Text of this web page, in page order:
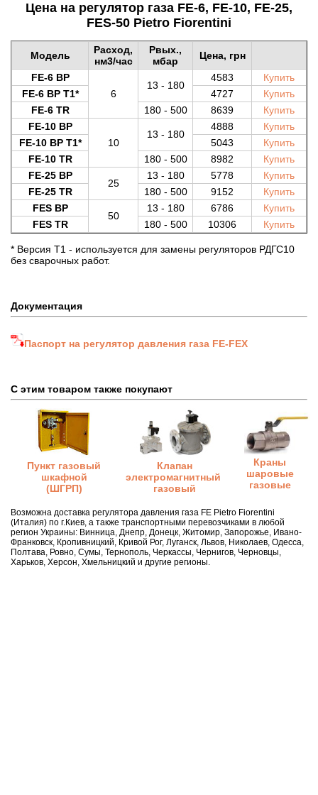
Цена на регулятор газа FE-6, FE-10, FE-25,
FES-50 Pietro Fiorentini
Модель
Расход,
нм3/час
Pвых.,
мбар
Цена, грн
FE-6 BP
6
13 - 180
4583
Купить
FE-6 BP T1*
4727
Купить
FE-6 TR
180 - 500 8639
Купить
FE-10 BP
10
13 - 180
4888
Купить
FE-10 BP T1*
5043
Купить
FE-10 TR
180 - 500 8982
Купить
FE-25 BP
25
13 - 180 5778
Купить
FE-25 TR
180 - 500 9152
Купить
FES BP
50
13 - 180 6786
Купить
FES TR
180 - 500 10306 Купить
* Версия Т1 - используется для замены регуляторов РДГС10
без сварочных работ.
Документация
Паспорт на регулятор давления газа FE-FEX
С этим товаром также покупают
Пункт газовый
шкафной
(ШГРП)
Клапан
электромагнитный
газовый
Краны
шаровые
газовые
Возможна доставка регулятора давления газа FE Pietro Fiorentini
(Италия) по г.Киев, а также транспортными перевозчиками в любой
регион Украины: Винница, Днепр, Донецк, Житомир, Запорожье, Ивано-
Франковск, Кропивницкий, Кривой Рог, Луганск, Львов, Николаев, Одесса,
Полтава, Ровно, Сумы, Тернополь, Черкассы, Чернигов, Черновцы,
Харьков, Херсон, Хмельницкий и другие регионы.